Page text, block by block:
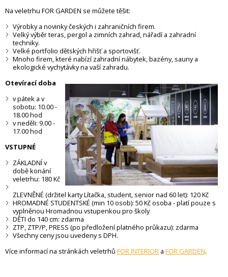
Na veletrhu FOR GARDEN se můžete těšit:
Výrobky a novinky českých i zahraničních firem.
Velký výběr teras, pergol a zimních zahrad, nářadí a zahradní
techniky.
Velké portfolio dětských hřišť a sportovišť.
Mnoho firem, které nabízí zahradní nábytek, bazény, sauny a
ekologické vychytávky na vaší zahradu.
Otevírací doba
v pátek a v
sobotu: 10.00 -
18.00 hod
v neděli: 9.00 -
17.00 hod
VSTUPNÉ
ZÁKLADNÍv
době konání
veletrhu: 180 Kč
ZLEVNĚNÉ (držitel karty Lítačka, student, senior nad 60 let): 120 Kč
HROMADNÉ STUDENTSKÉ (min 10 osob): 50 Kčosoba - platí pouze s
vyplněnou Hromadnou vstupenkou pro školy
DĚTI do 140 cm: zdarma
ZTP, ZTP/P, PRESS (po předložení platného průkazu): zdarma
Všechny ceny jsou uvedeny s DPH.
Více informací na stránkách veletrhů FOR INTERIOR a FOR GARDEN.